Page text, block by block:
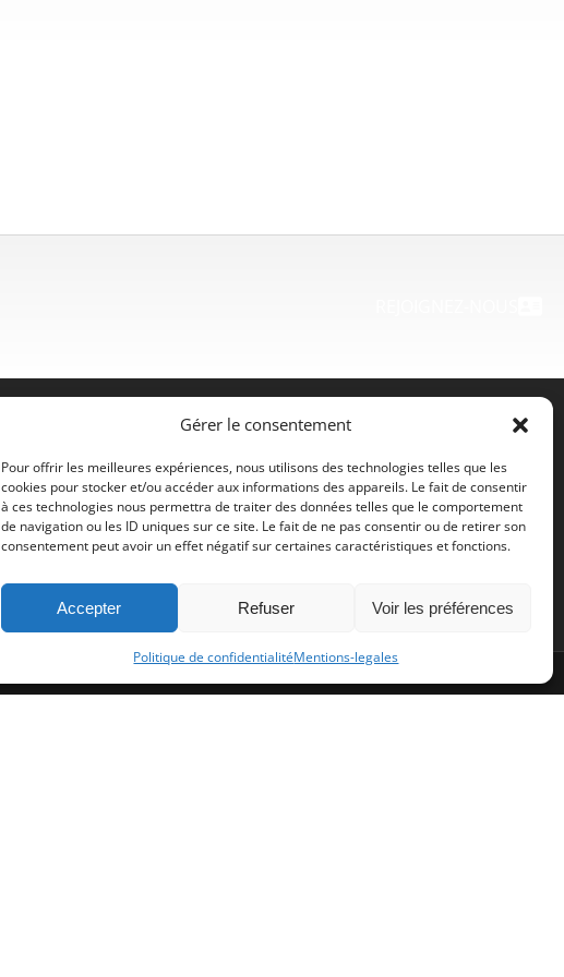
Gérer le consentement
Pour offrir les meilleures expériences, nous utilisons des technologies telles que les
cookies pour stocker et/ou accéder aux informations des appareils. Le fait de consentir
à ces technologies nous permettra de traiter des données telles que le comportement
de navigation ou les ID uniques sur ce site. Le fait de ne pas consentir ou de retirer son
consentement peut avoir un effet négatif sur certaines caractéristiques et fonctions.
Accepter Refuser Voir les préférences
Politique de confidentialitéMentions-legales
Mentions-legales
Cookie Policy (EU)